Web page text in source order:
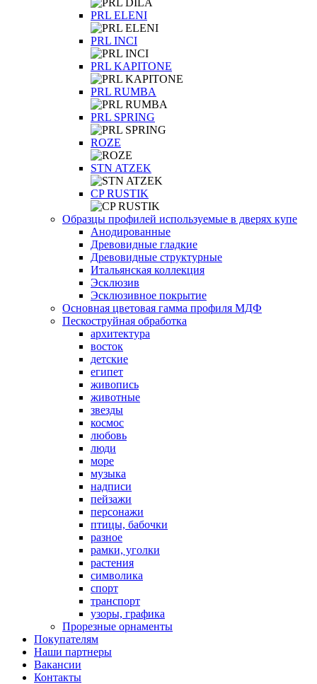
PRL ELENI
PRL INCI
PRL KAPITONE
PRL RUMBA
PRL SPRING
ROZE
STN ATZEK
СP RUSTIK
Образцы профилей используемые в дверях купе
Анодированные
Древовидные гладкие
Древовидные структурные
Итальянская коллекция
Эсклюзив
Эсклюзивное покрытие
Основная цветовая гамма профиля МДФ
Пескоструйная обработка
архитектура
восток
детские
египет
живопись
животные
звезды
космос
любовь
люди
море
музыка
надписи
пейзажи
персонажи
птицы, бабочки
разное
рамки, уголки
растения
символика
спорт
транспорт
узоры, графика
Прорезные орнаменты
Покупателям
Наши партнеры
Вакансии
Контакты